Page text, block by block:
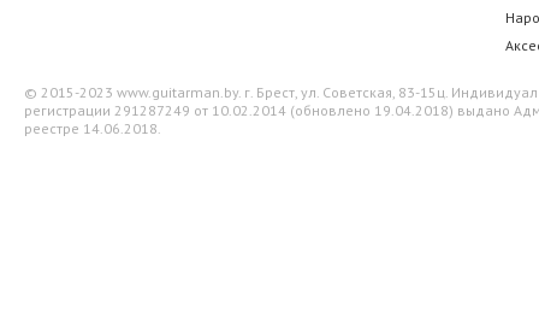
© 2015-2023 www.guitarman.by. г. Брест, ул. Советская, 83-15ц.
регистрации 291287249 от 10.02.2014 (обновлено 19.04.2018) выдано
реестре 14.06.2018.